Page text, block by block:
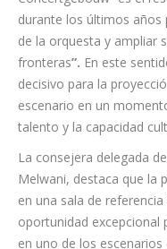
exigentes con una
Por su parte, el
Cabildo de Tenerife y
Música, José Carlos
Concertgebouw “es el
durante los últimos años
fronteras”.
En este
decisivo para la
escenario en un
talento y la capacidad